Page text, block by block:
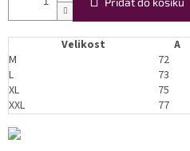
Velikost A
M
72
L
73
XL
75
XXL
77